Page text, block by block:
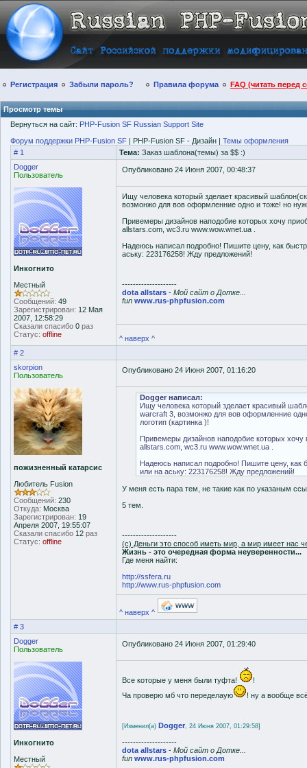
Регистрация Забыли пароль? Правила форума FAQ (читать перед
Просмотр темы
Вернуться на сайт: PHP-Fusion SF Russian Support Site
Форум поддержки PHP-Fusion SF | PHP-Fusion SF - Дизайн | Темы оформления
# 1
Тема: Заказ шаблона(темы) за $$ :)
Dogger
Пользователь
Инкогнито
Местный
Сообщений: 49
Зарегистрирован: 12 Мая
2007, 12:58:29
Сказали спасибо 0 раз
Статус: offline
Опубликовано 24 Июня 2007, 00:48:37
Ищу человека который зделает красивый
возмонжо для вов оформленние одно и тоже! но
Привемеры дизайнов наподобие которых хочу
allstars.com, wc3.ru www.wow.wnet.ua .
Надеюсь написал подробно! Пишите цену, как
аську: 223176258! Жду предложений!
--------------------
dota allstars - Мой сайт о Дотке...
fun www.rus-phpfusion.com
^ наверх ^
# 2
skorpion
Пользователь
пожизненный катарсис
Любитель Fusion
Сообщений: 230
Откуда: Москва
Зарегистрирован: 19
Апреля 2007, 19:55:07
Сказали спасибо 12 раз
Статус: offline
Опубликовано 24 Июня 2007, 01:16:20
Dogger написал:
Ищу человека который зделает красивый
warcraft 3, возмонжо для вов оформленние
логотип (картинка )!
Привемеры дизайнов наподобие которых
allstars.com, wc3.ru www.wow.wnet.ua .
Надеюсь написал подробно! Пишите цену, как
или на аську: 223176258! Жду предложений!
У меня есть пара тем, не такие как по указаным
5 тем.
--------------------
(с) Деньги это способ иметь мир, а мир имеет нас
Жизнь - это очередная форма неуверенности...
Где меня найти:
http://ssfera.ru
http://www.rus-phpfusion.com
^ наверх ^
# 3
Dogger
Пользователь
Инкогнито
Местный
Опубликовано 24 Июня 2007, 01:29:40
Все которые у меня были туфта!
!
Ча проверю мб что переделаую
! ну а вообще
[Изменил(а) Dogger, 24 Июня 2007, 01:29:58]
--------------------
dota allstars - Мой сайт о Дотке...
fun www.rus-phpfusion.com